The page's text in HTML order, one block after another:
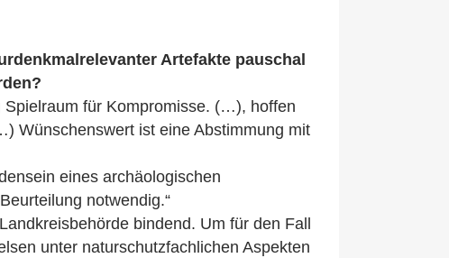
Artefakte pauschal
Spielraum für Kompromisse. (…), hoffen
Wünschenswert ist eine Abstimmung mit
eines archäologischen
notwendig.“
bindend. Um für den Fall
unter naturschutzfachlichen Aspekten